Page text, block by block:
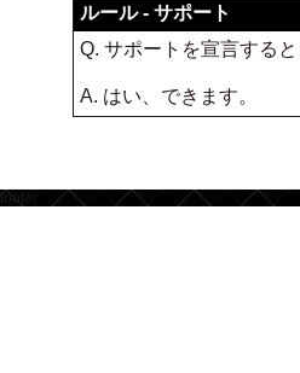
ルール - サポート
Q. サポートを宣言する
A. はい、できます。
footer